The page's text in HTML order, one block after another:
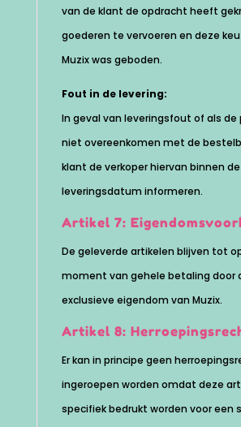
van de klant de opdracht heeft
goederen te vervoeren en deze
Muzix was geboden.
Fout in de levering:
In geval van leveringsfout of als de
niet overeenkomen met de
klant de verkoper hiervan binnen
leveringsdatum informeren.
Artikel 7:
De geleverde artikelen blijven tot
moment van gehele betaling door
exclusieve eigendom van Muzix.
Artikel 8:
Er kan in principe geen
ingeroepen worden omdat deze
specifiek bedrukt worden voor een